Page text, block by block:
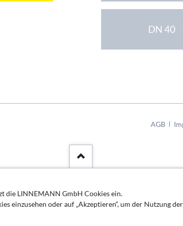
die LINNEMANN GmbH Cookies ein.
einzusehen oder auf „Akzeptieren“, um der Nutzung
DN 40
AGB